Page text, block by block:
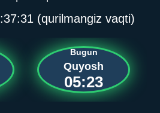
(qurilmangiz vaqti)
Bugun
Quyosh
05:23